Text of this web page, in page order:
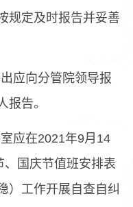
规定及时报告并妥善
应向分管院领导报
报告。
应在2021年9月14
、国庆节值班安排表
）工作开展自查自纠